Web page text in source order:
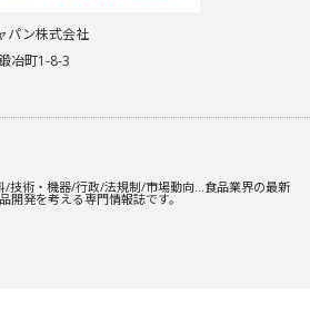
パン株式会社
冶町1-8-3
/技術・機器/行政/法規制/市場動向…食品業界の最新
開発を考える専門情報誌です。